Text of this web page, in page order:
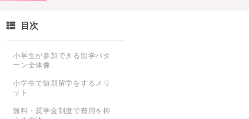
目次
小学生が参加できる留学パタ
ーン全体像
小学生で短期留学をするメリ
ット
無料・奨学金制度で費用を抑